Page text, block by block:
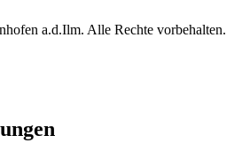
a.d.Ilm. Alle Rechte vorbehalten.